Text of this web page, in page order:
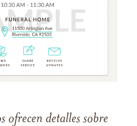
ofrecen detalles sobre